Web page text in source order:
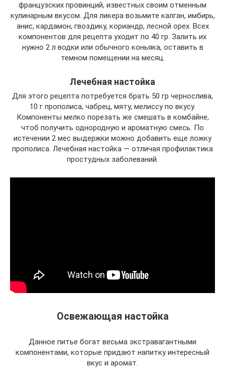
французских провинций, известных своим отменным
кулинарным вкусом. Для ликера возьмите калган, имбирь,
анис, кардамон, гвоздику, кориандр, лесной орех. Всех
компонентов для рецепта уходит по 40 гр. Залить их
нужно 2 л водки или обычного коньяка, оставить в
темном помещении на месяц.
Лечебная настойка
Для этого рецепта потребуется брать 50 гр чернослива,
10 г прополиса, чабрец, мяту, мелиссу по вкусу.
Компоненты мелко порезать же смешать в комбайне,
чтоб получить однородную и ароматную смесь. По
истечении 2 мес выдержки можно добавить еще ложку
прополиса. Лечебная настойка — отличая профилактика
простудных заболеваний.
Освежающая настойка
Данное питье богат весьма экстравагантными
компонентами, которые придают напитку интересный
вкус и аромат.